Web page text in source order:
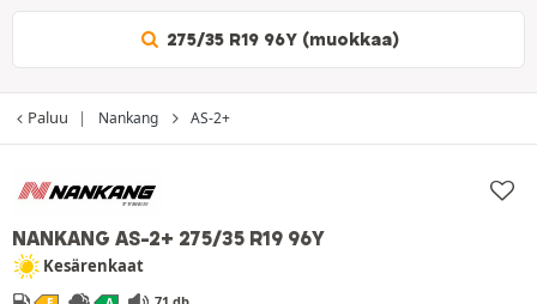
275/35 R19 96Y (muokkaa)
Paluu Nankang AS-2+
NANKANG AS-2+ 275/35 R19 96Y
Kesärenkaat